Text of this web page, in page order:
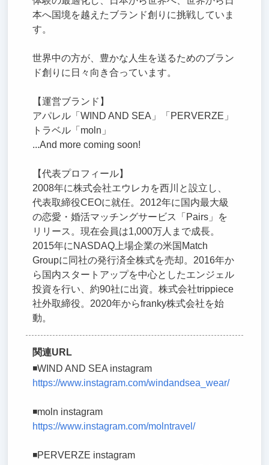
本へ国境を越えたブランド創りに挑戦していま
す。
世界中の方が、豊かな人生を送るためのブラン
ド創りに日々向き合っています。
【運営ブランド】
アパレル「WIND AND SEA」「PERVERZE」
トラベル「moln」
...And more coming soon!
【代表プロフィール】
2008年に株式会社エウレカを西川と設立し、
代表取締役CEOに就任。2012年に国内最大級
の恋愛・婚活マッチングサービス「Pairs」を
リリース。現在会員は1,000万人まで成長。
2015年にNASDAQ上場企業の米国Match
Groupに同社の発行済全株式を売却。2016年か
ら国内スタートアップを中心としたエンジェル
投資を行い、約90社に出資。株式会社trippiece
社外取締役。2020年からfranky株式会社を始
動。
関連URL
◾️WIND AND SEA instagram
https://www.instagram.com/windandsea_wear/
◾️moln instagram
https://www.instagram.com/molntravel/
◾️PERVERZE instagram